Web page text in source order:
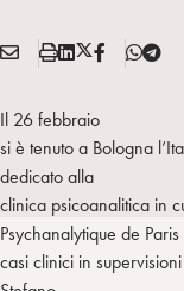
Condividi:
E
A
S
a
L
n
n
X
e
F
T
a
m
Il 26 febbraio
si è tenuto a Bologna
dedicato alla
clinica psicoanalitica in
Psychanalytique de
casi clinici in